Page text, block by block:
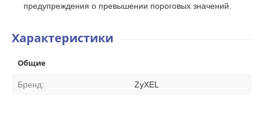
предупреждения о превышении пороговых значений.
Характеристики
Общие
Бренд: ZyXEL